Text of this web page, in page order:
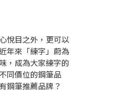
悅目之外，更可以
年來「練字」蔚為
，成為大家練字的
同價位的鋼筆品
鋼筆推薦品牌？